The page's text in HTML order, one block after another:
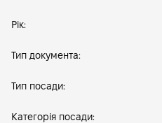
Рік:
Тип документа:
Тип посади:
Категорія посади: